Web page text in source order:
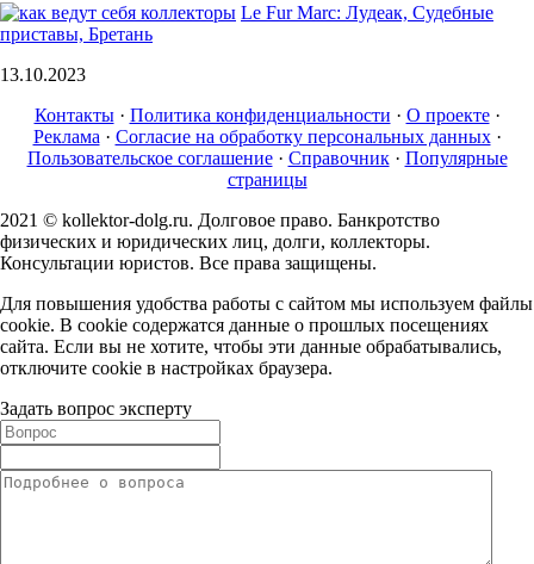
Le Fur Marc: Лудеак, Судебные
приставы, Бретань
13.10.2023
Контакты· Политика конфиденциальности · О проекте·
Реклама · Согласие на обработку персональных данных·
Пользовательское соглашение· Справочник· Популярные
страницы
2021 © kollektor-dolg.ru. Долговое право. Банкротство
физических и юридических лиц, долги, коллекторы.
Консультации юристов. Все права защищены.
Для повышения удобства работы с сайтом мы используем файлы
cookie. В cookie содержатся данные о прошлых посещениях
сайта. Если вы не хотите, чтобы эти данные обрабатывались,
отключите cookie в настройках браузера.
Задать вопрос эксперту